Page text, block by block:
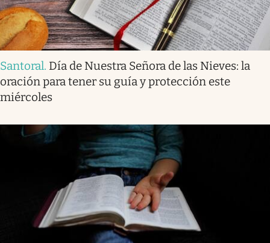
Santoral. Día de Nuestra Señora de las Nieves: la
oración para tener su guía y protección este
miércoles